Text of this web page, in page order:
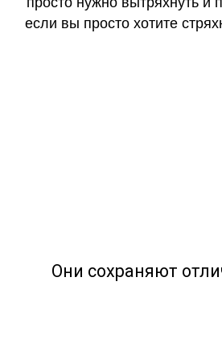
если вы просто хотите
Они сохраняют